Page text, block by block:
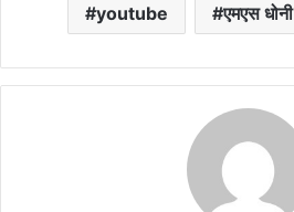
youtube एमएस धोनी